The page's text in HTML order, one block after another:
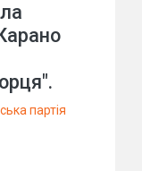
партія